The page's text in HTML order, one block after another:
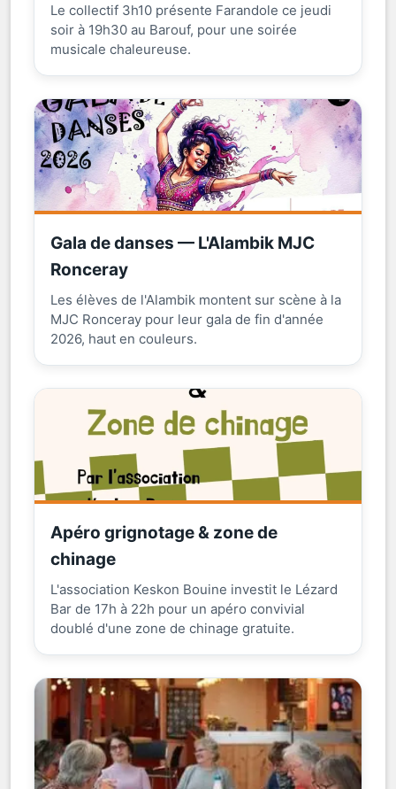
Le collectif 3h10 présente Farandole ce jeudi
soir à 19h30 au Barouf, pour une soirée
musicale chaleureuse.
Gala de danses — L'Alambik MJC
Ronceray
Les élèves de l'Alambik montent sur scène à la
MJC Ronceray pour leur gala de fin d'année
2026, haut en couleurs.
Apéro grignotage & zone de
chinage
L'association Keskon Bouine investit le Lézard
Bar de 17h à 22h pour un apéro convivial
doublé d'une zone de chinage gratuite.